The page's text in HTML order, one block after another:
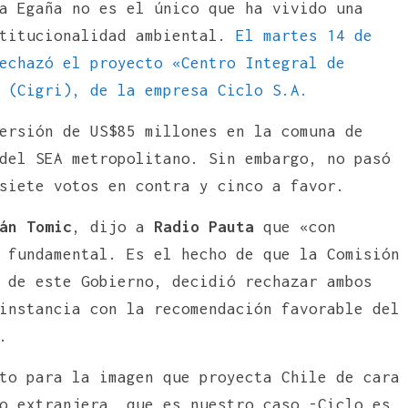
Egaña no es el único que ha vivido una
ambiental. El martes 14 de
el proyecto «Centro Integral de
(Cigri), de la empresa Ciclo S.A.
de US$85 millones en la comuna de
metropolitano. Sin embargo, no pasó
votos en contra y cinco a favor.
Tomic , dijo a Radio Pauta que «con
fundamental. Es el hecho de que la Comisión
este Gobierno, decidió rechazar ambos
con la recomendación favorable del
para la imagen que proyecta Chile de cara
extranjera, que es nuestro caso -Ciclo es